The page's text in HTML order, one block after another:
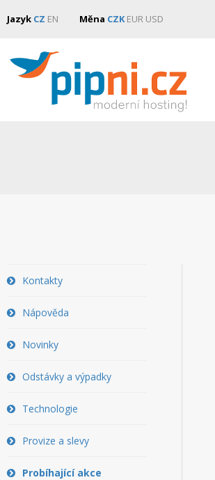
Jazyk CZ EN Měna CZK EUR USD
Kontakty
Nápověda
Novinky
Odstávky a výpadky
Technologie
Provize a slevy
Probíhající akce